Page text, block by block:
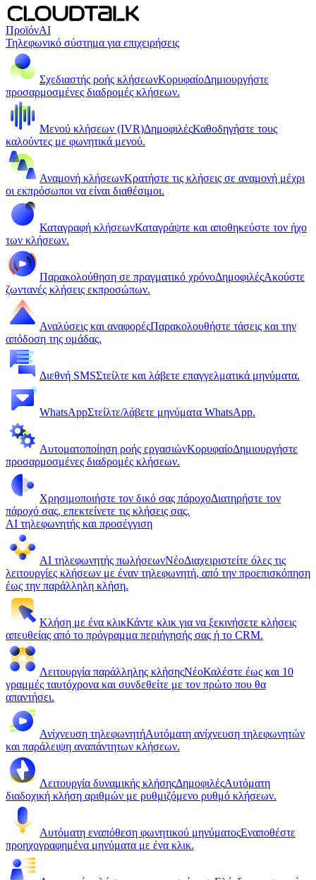
ΠροϊόνAI
Τηλεφωνικό σύστημα για επιχειρήσεις
Σχεδιαστής ροής κλήσεωνΚορυφαίοΔημιουργήστε
προσαρμοσμένες διαδρομές κλήσεων.
Μενού κλήσεων (IVR)ΔημοφιλέςΚαθοδηγήστε τους
καλούντες με φωνητικά μενού.
Αναμονή κλήσεωνΚρατήστε τις κλήσεις σε αναμονή μέχρι
οι εκπρόσωποι να είναι διαθέσιμοι.
Καταγραφή κλήσεωνΚαταγράψτε και αποθηκεύστε τον ήχο
των κλήσεων.
Παρακολούθηση σε πραγματικό χρόνοΔημοφιλέςΑκούστε
ζωντανές κλήσεις εκπροσώπων.
Αναλύσεις και αναφορέςΠαρακολουθήστε τάσεις και την
απόδοση της ομάδας.
Διεθνή SMSΣτείλτε και λάβετε επαγγελματικά μηνύματα.
WhatsAppΣτείλτε/λάβετε μηνύματα WhatsApp.
Αυτοματοποίηση ροής εργασιώνΚορυφαίοΔημιουργήστε
προσαρμοσμένες διαδρομές κλήσεων.
Χρησιμοποιήστε τον δικό σας πάροχοΔιατηρήστε τον
πάροχό σας, επεκτείνετε τις κλήσεις σας.
AI τηλεφωνητής και προσέγγιση
AI τηλεφωνητής πωλήσεωνΝέοΔιαχειριστείτε όλες τις
λειτουργίες κλήσεων με έναν τηλεφωνητή, από την προεπισκόπηση
έως την παράλληλη κλήση.
Κλήση με ένα κλικΚάντε κλικ για να ξεκινήσετε κλήσεις
απευθείας από το πρόγραμμα περιήγησής σας ή το CRM.
Λειτουργία παράλληλης κλήσηςΝέοΚαλέστε έως και 10
γραμμές ταυτόχρονα και συνδεθείτε με τον πρώτο που θα
απαντήσει.
Ανίχνευση τηλεφωνητήΑυτόματη ανίχνευση τηλεφωνητών
και παράλειψη αναπάντητων κλήσεων.
Λειτουργία δυναμικής κλήσηςΔημοφιλέςΑυτόματη
διαδοχική κλήση αριθμών με ρυθμιζόμενο ρυθμό κλήσεων.
Αυτόματη εναπόθεση φωνητικού μηνύματοςΕναποθέστε
προηχογραφημένα μηνύματα με ένα κλικ.